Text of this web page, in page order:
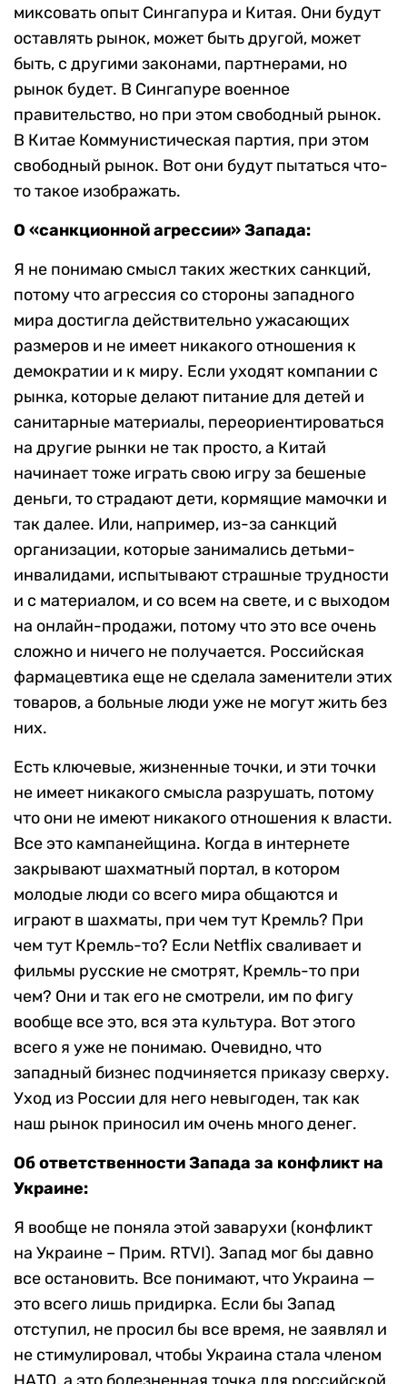
миксовать опыт Сингапура и Китая. Они будут
оставлять рынок, может быть другой, может
быть, с другими законами, партнерами, но
рынок будет. В Сингапуре военное
правительство, но при этом свободный рынок.
В Китае Коммунистическая партия, при этом
свободный рынок. Вот они будут пытаться что-
то такое изображать.
О «санкционной агрессии» Запада:
Я не понимаю смысл таких жестких санкций,
потому что агрессия со стороны западного
мира достигла действительно ужасающих
размеров и не имеет никакого отношения к
демократии и к миру. Если уходят компании с
рынка, которые делают питание для детей и
санитарные материалы, переориентироваться
на другие рынки не так просто, а Китай
начинает тоже играть свою игру за бешеные
деньги, то страдают дети, кормящие мамочки и
так далее. Или, например, из-за санкций
организации, которые занимались детьми-
инвалидами, испытывают страшные трудности
и с материалом, и со всем на свете, и с выходом
на онлайн-продажи, потому что это все очень
сложно и ничего не получается. Российская
фармацевтика еще не сделала заменители этих
товаров, а больные люди уже не могут жить без
них.
Есть ключевые, жизненные точки, и эти точки
не имеет никакого смысла разрушать, потому
что они не имеют никакого отношения к власти.
Все это кампанейщина. Когда в интернете
закрывают шахматный портал, в котором
молодые люди со всего мира общаются и
играют в шахматы, при чем тут Кремль? При
чем тут Кремль-то? Если Netflix сваливает и
фильмы русские не смотрят, Кремль-то при
чем? Они и так его не смотрели, им по фигу
вообще все это, вся эта культура. Вот этого
всего я уже не понимаю. Очевидно, что
западный бизнес подчиняется приказу сверху.
Уход из России для него невыгоден, так как
наш рынок приносил им очень много денег.
Об ответственности Запада за конфликт на
Украине:
Я вообще не поняла этой заварухи (конфликт
на Украине – Прим. RTVI). Запад мог бы давно
все остановить. Все понимают, что Украина —
это всего лишь придирка. Если бы Запад
отступил, не просил бы все время, не заявлял и
не стимулировал, чтобы Украина стала членом